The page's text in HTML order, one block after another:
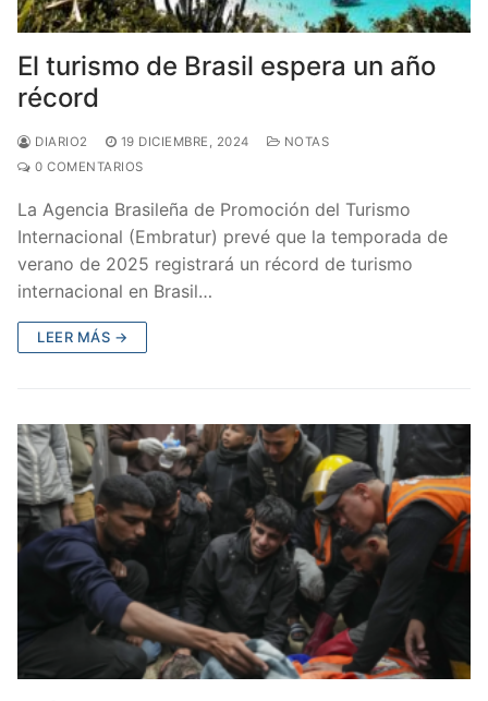
El turismo de Brasil espera un año
récord
DIARIO2 19 DICIEMBRE, 2024
NOTAS
0 COMENTARIOS
La Agencia Brasileña de Promoción del Turismo
Internacional (Embratur) prevé que la temporada de
verano de 2025 registrará un récord de turismo
internacional en Brasil…
LEER MÁS →